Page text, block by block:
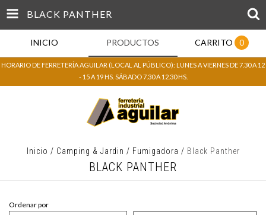
BLACK PANTHER
INICIO PRODUCTOS CARRITO 0
HORARIO DE FERRETERÍA AGUILAR (LOCAL AL PÚBLICO): LUNES A VIERNES DE 7.30 A 12
- 15 A 19 HS. SÁBADO 7.30 A 12.30 HS.
Inicio / Camping & Jardin / Fumigadora / Black Panther
BLACK PANTHER
Ordenar por